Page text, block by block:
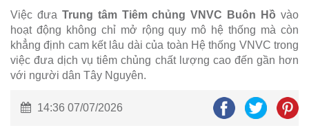
Việc đưa Trung tâm Tiêm chủng VNVC Buôn Hồ vào
hoạt động không chỉ mở rộng quy mô hệ thống mà còn
khẳng định cam kết lâu dài của toàn Hệ thống VNVC trong
việc đưa dịch vụ tiêm chủng chất lượng cao đến gần hơn
với người dân Tây Nguyên.
14:36 07/07/2026